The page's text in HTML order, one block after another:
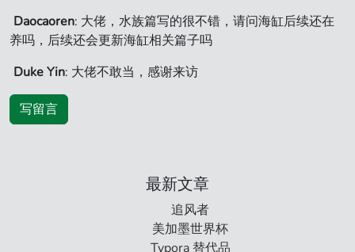
Daocaoren: 大佬，水族篇写的很不错，请问海缸后续还在
养吗，后续还会更新海缸相关篇子吗
Duke Yin: 大佬不敢当，感谢来访
写留言
最新文章
追风者
美加墨世界杯
Typora 替代品